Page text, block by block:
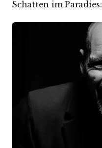
Schatten im Paradies: